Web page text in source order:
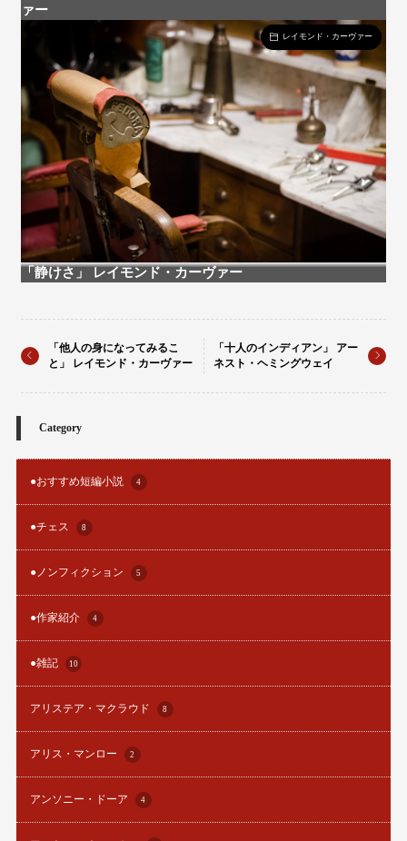
ァー
レイモンド・カーヴァー
「静けさ」 レイモンド・カーヴァー
「他人の身になってみるこ
と」 レイモンド・カーヴァー
「十人のインディアン」 アー
ネスト・ヘミングウェイ
Category
●おすすめ短編小説 4
●チェス 8
●ノンフィクション 5
●作家紹介 4
●雑記 10
アリステア・マクラウド 8
アリス・マンロー 2
アンソニー・ドーア 4